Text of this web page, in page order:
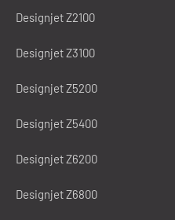
Designjet Z2100
Designjet Z3100
Designjet Z5200
Designjet Z5400
Designjet Z6200
Designjet Z6800